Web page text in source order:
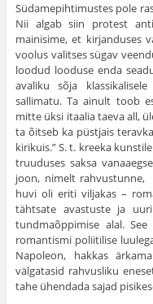
Südamepihtimustes pole
Nii algab siin protest
mainisime, et kirjanduses
voolus valitses sügav
loodud looduse enda
avaliku sõja
sallimatu. Ta ainult toob
mitte üksi itaalia taeva all,
ta õitseb ka püstjais
kirikuis.” S. t. kreeka
truuduses saksa
joon, nimelt rahvustunne,
huvi oli eriti viljakas –
tähtsate avastuste ja
tundmaõppimise alal.
romantismi poliitilise
Napoleon, hakkas
välgatasid rahvusliku
tahe ühendada sajad